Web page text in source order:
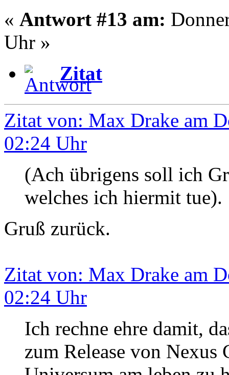
« Antwort #13 am:
Uhr »
Zitat
Zitat von: Max Drake am
02:24 Uhr
(Ach übrigens soll ich
welches ich hiermit tue).
Gruß zurück.
Zitat von: Max Drake am
02:24 Uhr
Ich rechne ehre damit,
zum Release von